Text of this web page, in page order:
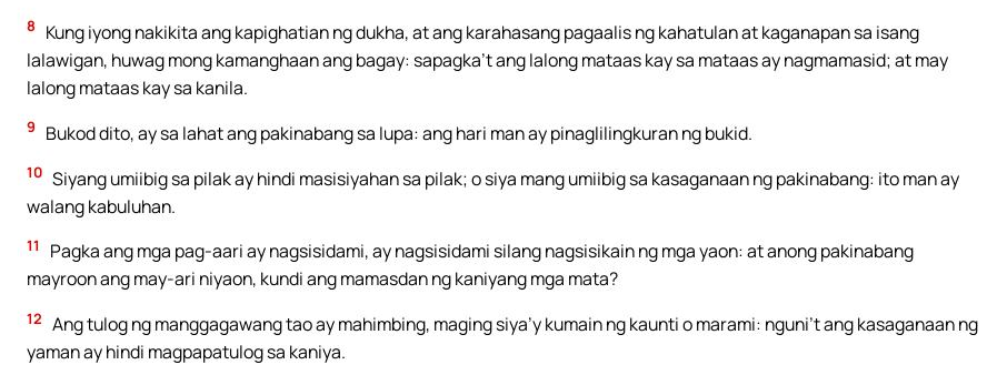
8
Kung iyong nakikita ang kapighatian ng dukha, at ang karahasang pagaalis ng kahatulan at kaganapan sa isang
lalawigan, huwag mong kamanghaan ang bagay: sapagka’t ang lalong mataas kay sa mataas ay nagmamasid; at may
lalong mataas kay sa kanila.
9 Bukod dito, ay sa lahat ang pakinabang sa lupa: ang hari man ay pinaglilingkuran ng bukid.
10 Siyang umiibig sa pilak ay hindi masisiyahan sa pilak; o siya mang umiibig sa kasaganaan ng pakinabang: ito man ay
walang kabuluhan.
11
Pagka ang mga pag-aari ay nagsisidami, ay nagsisidami silang nagsisikain ng mga yaon: at anong pakinabang
mayroon ang may-ari niyaon, kundi ang mamasdan ng kaniyang mga mata?
12 Ang tulog ng manggagawang tao ay mahimbing, maging siya’y kumain ng kaunti o marami: nguni’t ang kasaganaan ng
yaman ay hindi magpapatulog sa kaniya.